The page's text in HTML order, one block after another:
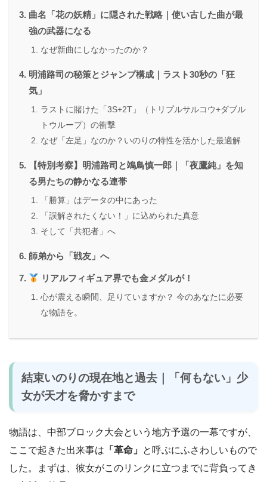
曲名「花の妖精」に隠された戦略｜使い古した曲が最
強の武器になる
なぜ新曲にしなかったのか？
明浦路司の秘策とジャンプ構成｜ラスト30秒の「狂
気」
ラストに賭けた「3S+2T」（トリプルサルコウ+ダブル
トウループ）の衝撃
なぜ「左足」なのか？いのりの特性を活かした最適解
【特別考察】明浦路司と鴗鳥慎一郎｜「夜鷹純」を知
る男たちの静かなる連帯
「勝算」はデータの中にあった
「誤解されたくない！」に込められた真意
そして「共犯者」へ
師弟から「戦友」へ
リアルフィギュア界でも金メダルが！
心が震える瞬間、足りていますか？ 今のあなたに必要
な物語を。
結束いのりの現在地と過去｜「何もない」少
女が天才を脅かすまで
物語は、中部ブロック大会という地方予選の一幕ですが、
ここで起きた出来事は 「革命」 と呼ぶにふさわしいもので
した。まずは、彼女がこのリンクに立つまでに背負ってき